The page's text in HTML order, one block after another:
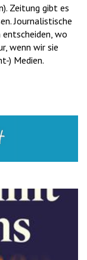
Zeitung gibt es
Journalistische
wo
wenn wir sie
) Medien.